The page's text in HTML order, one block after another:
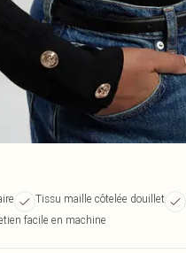
Tissu maille côtelée douillet
facile en machine